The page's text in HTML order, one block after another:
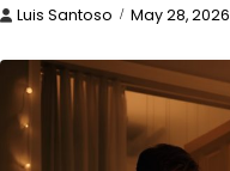
Luis Santoso May 28, 2026